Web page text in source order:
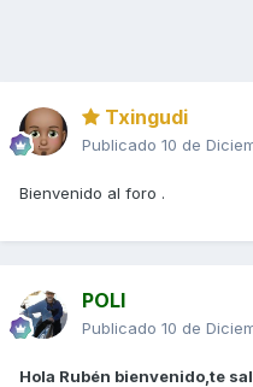
Txingudi
Publicado 10 de
Bienvenido al foro .
POLI
Publicado 10 de
Hola Rubén bienvenido,te